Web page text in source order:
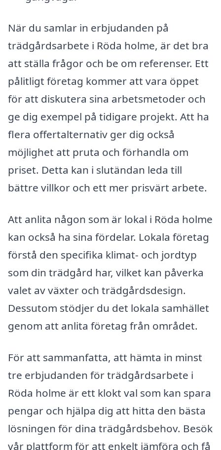
När du samlar in erbjudanden på
trädgårdsarbete i Röda holme, är det bra
att ställa frågor och be om referenser. Ett
pålitligt företag kommer att vara öppet
för att diskutera sina arbetsmetoder och
ge dig exempel på tidigare projekt. Att ha
flera offertalternativ ger dig också
möjlighet att pruta och förhandla om
priset. Detta kan i slutändan leda till
bättre villkor och ett mer prisvärt arbete.
Att anlita någon som är lokal i Röda holme
kan också ha sina fördelar. Lokala företag
förstå den specifika klimat- och jordtyp
som din trädgård har, vilket kan påverka
valet av växter och trädgårdsdesign.
Dessutom stödjer du det lokala samhället
genom att anlita företag från området.
För att sammanfatta, att hämta in minst
tre erbjudanden för trädgårdsarbete i
Röda holme är ett klokt val som kan spara
pengar och hjälpa dig att hitta den bästa
lösningen för dina trädgårdsbehov. Besök
vår plattform för att enkelt jämföra och få